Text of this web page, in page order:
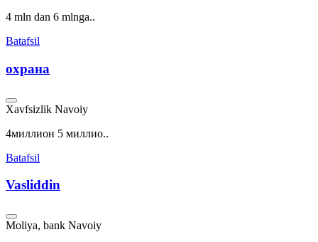
4 mln dan 6 mlnga..
Batafsil
охрана
Xavfsizlik Navoiy
4миллион 5 миллио..
Batafsil
Vasliddin
Moliya, bank Navoiy